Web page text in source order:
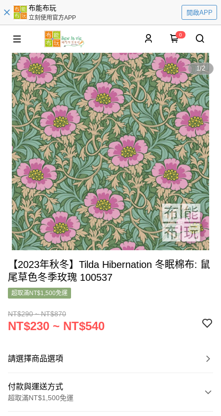
布能布玩
立刻使用官方APP
開啟APP
0
1/2
【2023年秋冬】Tilda Hibernation 冬眠棉布: 鼠
尾草色冬季玫瑰 100537
超取滿NT$1,500免運
NT$290 ~ NT$870
NT$230 ~ NT$540
請選擇商品選項
付款與運送方式
超取滿NT$1,500免運